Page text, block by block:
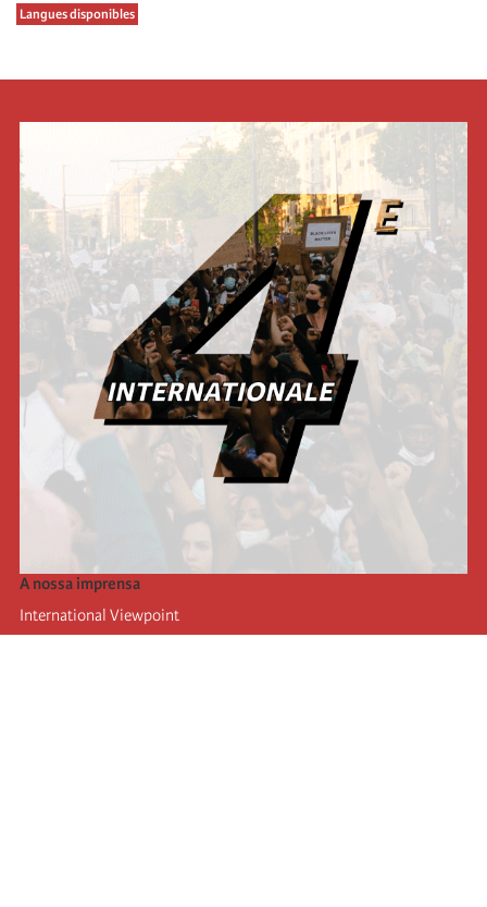
Langues disponibles
A nossa imprensa
International Viewpoint